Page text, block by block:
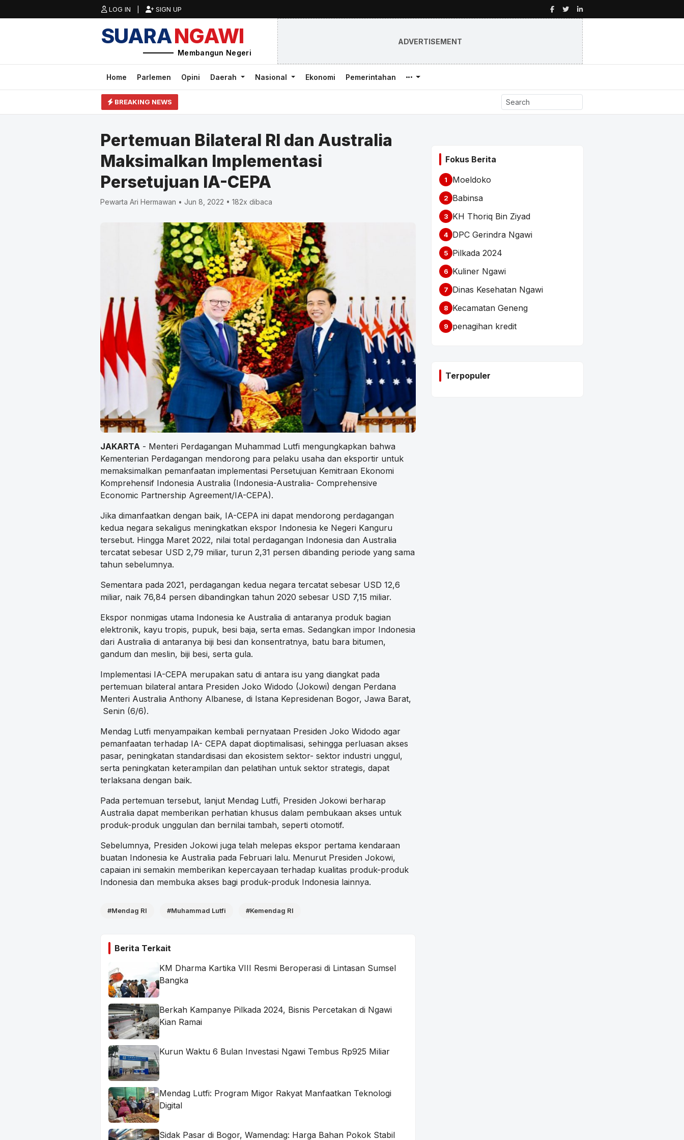
LOG IN | SIGN UP
SUARANGAWI
Membangun Negeri
ADVERTISEMENT
Home Parlemen Opini Daerah Nasional Ekonomi Pemerintahan
BREAKING NEWS
Pertemuan Bilateral RI dan Australia
Maksimalkan Implementasi
Persetujuan IA-CEPA
Pewarta Ari Hermawan • Jun 8, 2022 • 182x dibaca
JAKARTA - Menteri Perdagangan Muhammad Lutfi mengungkapkan bahwa
Kementerian Perdagangan mendorong para pelaku usaha dan eksportir untuk
memaksimalkan pemanfaatan implementasi Persetujuan Kemitraan Ekonomi
Komprehensif Indonesia Australia (Indonesia-Australia- Comprehensive
Economic Partnership Agreement/IA-CEPA).
Jika dimanfaatkan dengan baik, IA-CEPA ini dapat mendorong perdagangan
kedua negara sekaligus meningkatkan ekspor Indonesia ke Negeri Kanguru
tersebut. Hingga Maret 2022, nilai total perdagangan Indonesia dan Australia
tercatat sebesar USD 2,79 miliar, turun 2,31 persen dibanding periode yang sama
tahun sebelumnya.
Sementara pada 2021, perdagangan kedua negara tercatat sebesar USD 12,6
miliar, naik 76,84 persen dibandingkan tahun 2020 sebesar USD 7,15 miliar.
Ekspor nonmigas utama Indonesia ke Australia di antaranya produk bagian
elektronik, kayu tropis, pupuk, besi baja, serta emas. Sedangkan impor Indonesia
dari Australia di antaranya biji besi dan konsentratnya, batu bara bitumen,
gandum dan meslin, biji besi, serta gula.
Implementasi IA-CEPA merupakan satu di antara isu yang diangkat pada
pertemuan bilateral antara Presiden Joko Widodo (Jokowi) dengan Perdana
Menteri Australia Anthony Albanese, di Istana Kepresidenan Bogor, Jawa Barat,
Senin (6/6).
Mendag Lutfi menyampaikan kembali pernyataan Presiden Joko Widodo agar
pemanfaatan terhadap IA- CEPA dapat dioptimalisasi, sehingga perluasan akses
pasar, peningkatan standardisasi dan ekosistem sektor- sektor industri unggul,
serta peningkatan keterampilan dan pelatihan untuk sektor strategis, dapat
terlaksana dengan baik.
Pada pertemuan tersebut, lanjut Mendag Lutfi, Presiden Jokowi berharap
Australia dapat memberikan perhatian khusus dalam pembukaan akses untuk
produk-produk unggulan dan bernilai tambah, seperti otomotif.
Sebelumnya, Presiden Jokowi juga telah melepas ekspor pertama kendaraan
buatan Indonesia ke Australia pada Februari lalu. Menurut Presiden Jokowi,
capaian ini semakin memberikan kepercayaan terhadap kualitas produk-produk
Indonesia dan membuka akses bagi produk-produk Indonesia lainnya.
#Mendag RI #Muhammad Lutfi #Kemendag RI
Berita Terkait
KM Dharma Kartika VIII Resmi Beroperasi di Lintasan Sumsel
Bangka
Berkah Kampanye Pilkada 2024, Bisnis Percetakan di Ngawi
Kian Ramai
Kurun Waktu 6 Bulan Investasi Ngawi Tembus Rp925 Miliar
Mendag Lutfi: Program Migor Rakyat Manfaatkan Teknologi
Digital
Sidak Pasar di Bogor, Wamendag: Harga Bahan Pokok Stabil
Fokus Berita
1 Moeldoko
2 Babinsa
3 KH Thoriq Bin Ziyad
4 DPC Gerindra Ngawi
5 Pilkada 2024
6 Kuliner Ngawi
7 Dinas Kesehatan Ngawi
8 Kecamatan Geneng
9 penagihan kredit
Terpopuler